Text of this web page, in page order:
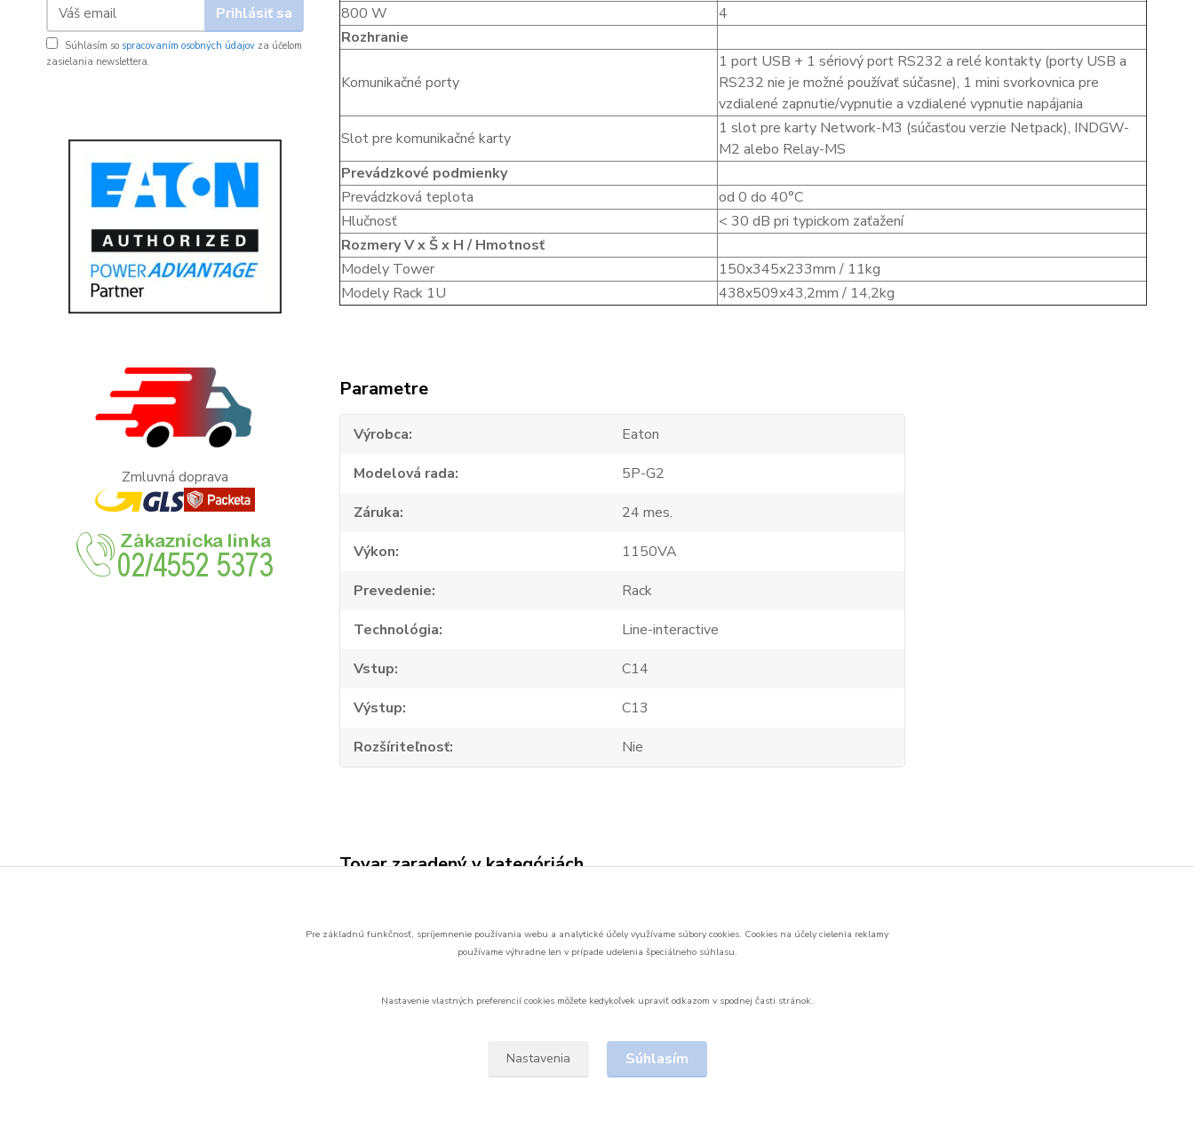
Prihlásiť sa
Súhlasím so spracovaním osobných údajov za účelom
zasielania newslettera.
Zmluvná doprava
800 W
4
Rozhranie
Komunikačné porty
1 port USB + 1 sériový port RS232 a relé kontakty (porty USB a
RS232 nie je možné používať súčasne), 1 mini svorkovnica pre
vzdialené zapnutie/vypnutie a vzdialené vypnutie napájania
Slot pre komunikačné karty
1 slot pre karty Network-M3 (súčasťou verzie Netpack), INDGW-
M2 alebo Relay-MS
Prevádzkové podmienky
Prevádzková teplota
od 0 do 40°C
Hlučnosť
< 30 dB pri typickom zaťažení
Rozmery V x Š x H / Hmotnosť
Modely Tower
150x345x233mm / 11kg
Modely Rack 1U
438x509x43,2mm / 14,2kg
Parametre
Výrobca
Eaton
Modelová rada
5P-G2
Záruka
24 mes.
Výkon
1150VA
Prevedenie
Rack
Technológia
Line-interactive
Vstup
C14
Výstup
C13
Rozšíriteľnosť
Nie
Tovar zaradený v kategóriách
Pre základnú funkčnosť, spríjemnenie používania webu a analytické účely využívame súbory cookies. Cookies na účely cielenia reklamy
používame výhradne len v prípade udelenia špeciálneho súhlasu.
Nastavenie vlastných preferencií cookies môžete kedykoľvek upraviť odkazom v spodnej časti stránok.
Nastavenia Súhlasím